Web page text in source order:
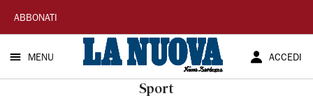
La
Nuova
Sardegna
ABBONATI
MENU ACCEDI
Sport